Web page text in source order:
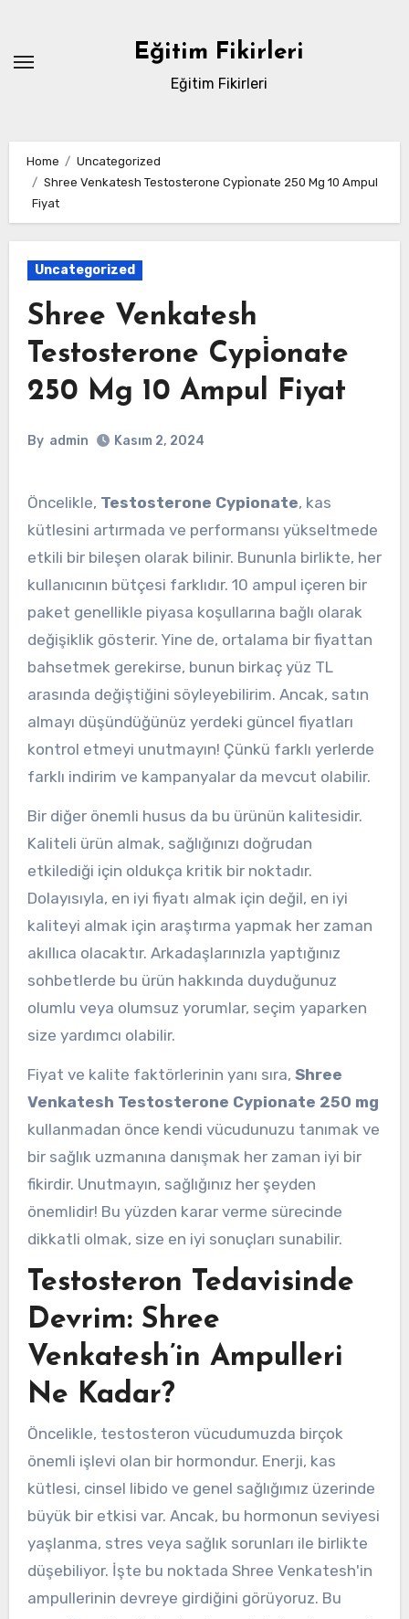
content
Eğitim Fikirleri
Eğitim Fikirleri
Home
Uncategorized
Shree Venkatesh Testosterone Cypi̇onate 250 Mg 10 Ampul
Fiyat
Uncategorized
Shree Venkatesh
Testosterone Cypi̇onate
250 Mg 10 Ampul Fiyat
By admin Kasım 2, 2024
Öncelikle, Testosterone Cypionate, kas
kütlesini artırmada ve performansı yükseltmede
etkili bir bileşen olarak bilinir. Bununla birlikte, her
kullanıcının bütçesi farklıdır. 10 ampul içeren bir
paket genellikle piyasa koşullarına bağlı olarak
değişiklik gösterir. Yine de, ortalama bir fiyattan
bahsetmek gerekirse, bunun birkaç yüz TL
arasında değiştiğini söyleyebilirim. Ancak, satın
almayı düşündüğünüz yerdeki güncel fiyatları
kontrol etmeyi unutmayın! Çünkü farklı yerlerde
farklı indirim ve kampanyalar da mevcut olabilir.
Bir diğer önemli husus da bu ürünün kalitesidir.
Kaliteli ürün almak, sağlığınızı doğrudan
etkilediği için oldukça kritik bir noktadır.
Dolayısıyla, en iyi fiyatı almak için değil, en iyi
kaliteyi almak için araştırma yapmak her zaman
akıllıca olacaktır. Arkadaşlarınızla yaptığınız
sohbetlerde bu ürün hakkında duyduğunuz
olumlu veya olumsuz yorumlar, seçim yaparken
size yardımcı olabilir.
Fiyat ve kalite faktörlerinin yanı sıra, Shree
Venkatesh Testosterone Cypionate 250 mg
kullanmadan önce kendi vücudunuzu tanımak ve
bir sağlık uzmanına danışmak her zaman iyi bir
fikirdir. Unutmayın, sağlığınız her şeyden
önemlidir! Bu yüzden karar verme sürecinde
dikkatli olmak, size en iyi sonuçları sunabilir.
Testosteron Tedavisinde
Devrim: Shree
Venkatesh’in Ampulleri
Ne Kadar?
Öncelikle, testosteron vücudumuzda birçok
önemli işlevi olan bir hormondur. Enerji, kas
kütlesi, cinsel libido ve genel sağlığımız üzerinde
büyük bir etkisi var. Ancak, bu hormonun seviyesi
yaşlanma, stres veya sağlık sorunları ile birlikte
düşebiliyor. İşte bu noktada Shree Venkatesh'in
ampullerinin devreye girdiğini görüyoruz. Bu